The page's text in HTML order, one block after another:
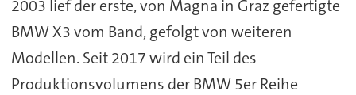
2003 lief der erste, von Magna in Graz gefertigte
BMW X3 vom Band, gefolgt von weiteren
Modellen. Seit 2017 wird ein Teil des
Produktionsvolumens der BMW 5er Reihe